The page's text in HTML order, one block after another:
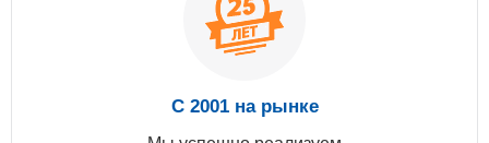
С 2001 на рынке